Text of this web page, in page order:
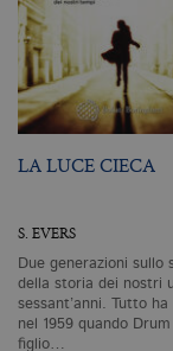
LA LUCE CIECA
S. EVERS
Due generazioni sullo
della storia dei nostri
sessant’anni. Tutto ha
nel 1959 quando Drum
figlio…